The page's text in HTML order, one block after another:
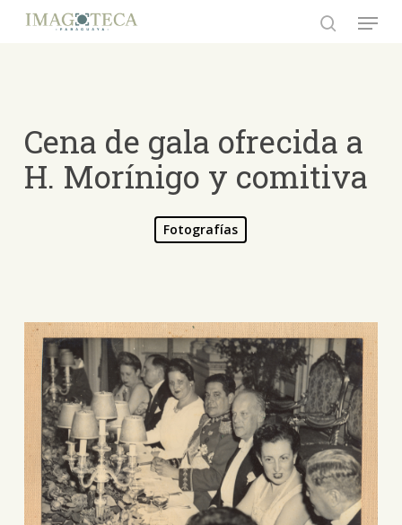
Menu
Cena de gala ofrecida a
H. Morínigo y comitiva
Fotografías